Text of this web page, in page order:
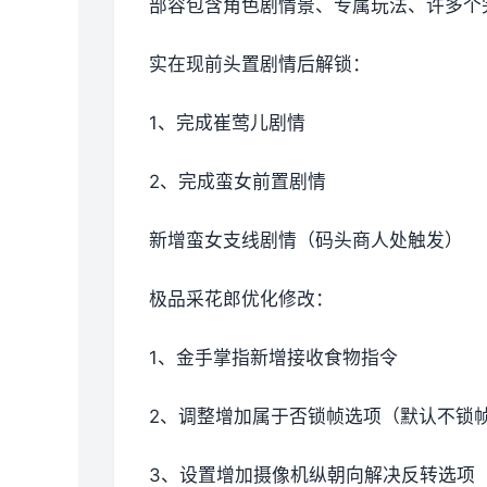
部容包含角色剧情景、专属玩法、许多
实在现前头置剧情后解锁：
1、完成崔莺儿剧情
2、完成蛮女前置剧情
新增蛮女支线剧情（码头商人处触发）
极品采花郎优化修改：
1、金手掌指新增接收食物指令
2、调整增加属于否锁帧选项（默认不锁帧
3、设置增加摄像机纵朝向解决反转选项